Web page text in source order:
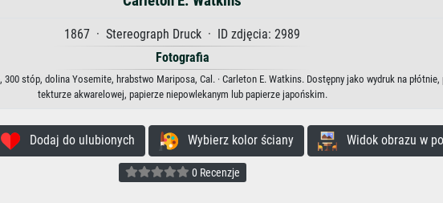
1867 · Stereograph Druck · ID zdjęcia: 2989
Fotografia
stóp, dolina Yosemite, hrabstwo Mariposa, Cal. · Carleton E. Watkins. Dostępny jako wydruk na
tekturze akwarelowej, papierze niepowlekanym lub papierze japońskim.
Dodaj do ulubionych Wybierz kolor ściany Widok obrazu w
0 Recenzje